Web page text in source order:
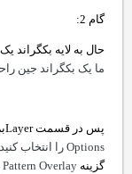
گام 2:
حال به لایه بکگراند یک
ما یک بکگراند جین
پس در قسمتLayerبر
Optionsرا انتخاب کنید.
گزینهPattern Overlayرا